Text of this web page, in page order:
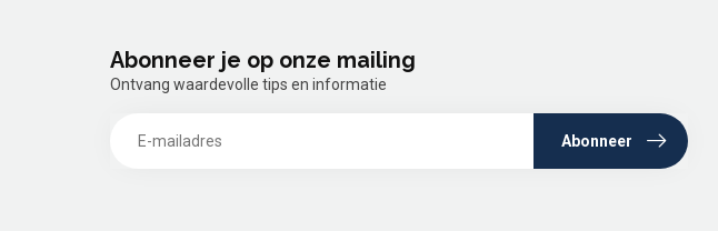
Abonneer je op onze mailing
Ontvang waardevolle tips en informatie
Abonneer